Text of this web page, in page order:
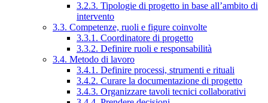
3.2.3. Tipologie di progetto in base all’ambito di
intervento
3.3. Competenze, ruoli e figure coinvolte
3.3.1. Coordinatore di progetto
3.3.2. Definire ruoli e responsabilità
3.4. Metodo di lavoro
3.4.1. Definire processi, strumenti e rituali
3.4.2. Curare la documentazione di progetto
3.4.3. Organizzare tavoli tecnici collaborativi